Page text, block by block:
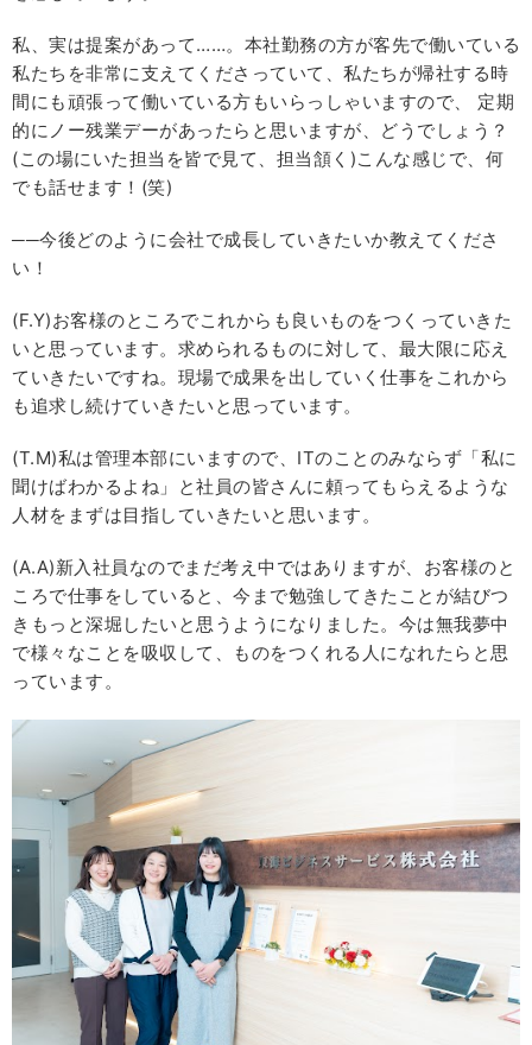
私、実は提案があって……。本社勤務の方が客先で働いている
私たちを非常に支えてくださっていて、私たちが帰社する時
間にも頑張って働いている方もいらっしゃいますので、 定期
的にノー残業デーがあったらと思いますが、どうでしょう？
(この場にいた担当を皆で見て、担当頷く)こんな感じで、何
でも話せます！(笑)
──今後どのように会社で成長していきたいか教えてくださ
い！
(F.Y)お客様のところでこれからも良いものをつくっていきた
いと思っています。求められるものに対して、最大限に応え
ていきたいですね。現場で成果を出していく仕事をこれから
も追求し続けていきたいと思っています。
(T.M)私は管理本部にいますので、ITのことのみならず「私に
聞けばわかるよね」と社員の皆さんに頼ってもらえるような
人材をまずは目指していきたいと思います。
(A.A)新入社員なのでまだ考え中ではありますが、お客様のと
ころで仕事をしていると、今まで勉強してきたことが結びつ
きもっと深堀したいと思うようになりました。今は無我夢中
で様々なことを吸収して、ものをつくれる人になれたらと思
っています。